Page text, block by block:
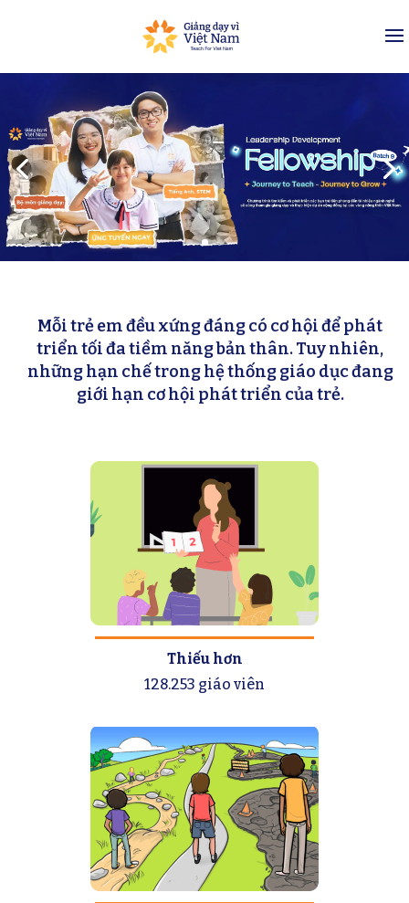
Mỗi trẻ em đều xứng đáng có cơ hội để phát
triển tối đa tiềm năng bản thân. Tuy nhiên,
những hạn chế trong hệ thống giáo dục đang
giới hạn cơ hội phát triển của trẻ.
Thiếu hơn
128.253 giáo viên